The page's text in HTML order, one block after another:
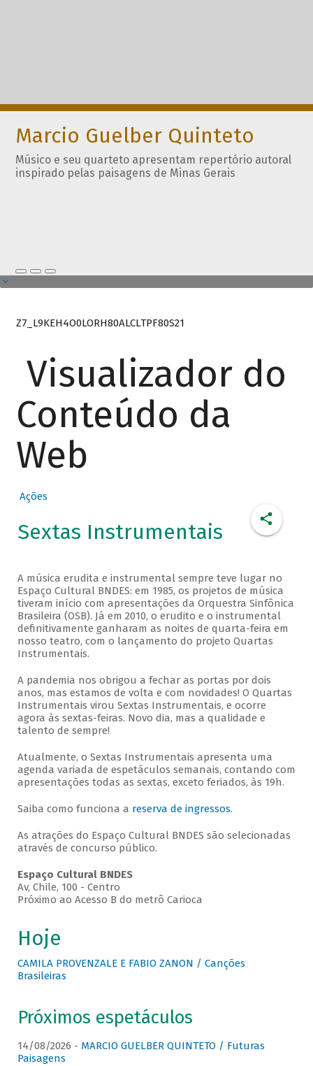
Marcio Guelber Quinteto
Músico e seu quarteto apresentam repertório autoral
inspirado pelas paisagens de Minas Gerais
Z7_L9KEH4O0LORH80ALCLTPF80S21
Visualizador do
Conteúdo da
Web
Ações
Sextas Instrumentais
A música erudita e instrumental sempre teve lugar no
Espaço Cultural BNDES: em 1985, os projetos de música
tiveram início com apresentações da Orquestra Sinfônica
Brasileira (OSB). Já em 2010, o erudito e o instrumental
definitivamente ganharam as noites de quarta-feira em
nosso teatro, com o lançamento do projeto Quartas
Instrumentais.
A pandemia nos obrigou a fechar as portas por dois
anos, mas estamos de volta e com novidades! O Quartas
Instrumentais virou Sextas Instrumentais, e ocorre
agora às sextas-feiras. Novo dia, mas a qualidade e
talento de sempre!
Atualmente, o Sextas Instrumentais apresenta uma
agenda variada de espetáculos semanais, contando com
apresentações todas as sextas, exceto feriados, às 19h.
Saiba como funciona a reserva de ingressos.
As atrações do Espaço Cultural BNDES são selecionadas
através de concurso público.
Espaço Cultural BNDES
Av, Chile, 100 - Centro
Próximo ao Acesso B do metrô Carioca
Hoje
CAMILA PROVENZALE E FABIO ZANON / Canções
Brasileiras
Próximos espetáculos
14/08/2026 - MARCIO GUELBER QUINTETO / Futuras
Paisagens